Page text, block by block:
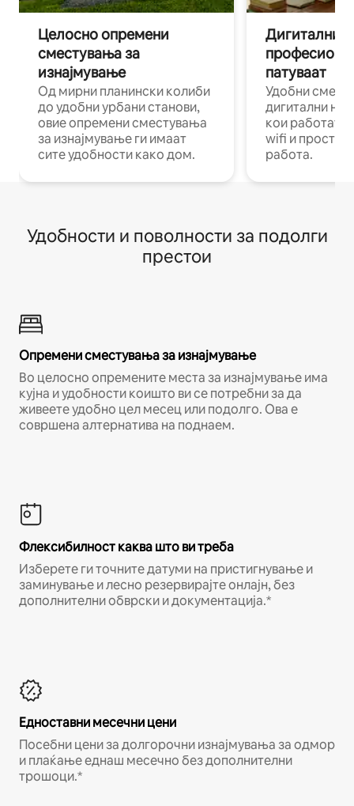
Целосно опремени
сместувања за
изнајмување
Од мирни планински колиби
до удобни урбани станови,
овие опремени сместувања
за изнајмување ги имаат
сите удобности како дом.
Дигитални
патуваат
Удобни
дигитални
кои работат
wifi и
работа.
Удобности и поволности за подолги
престои
Опремени сместувања за изнајмување
Во целосно опремените места за изнајмување има
кујна и удобности коишто ви се потребни за да
живеете удобно цел месец или подолго. Ова е
совршена алтернатива на поднаем.
Флексибилност каква што ви треба
Изберете ги точните датуми на пристигнување и
заминување и лесно резервирајте онлајн, без
дополнителни обврски и документација.*
Едноставни месечни цени
Посебни цени за долгорочни изнајмувања за одмор
и плаќање еднаш месечно без дополнителни
трошоци.*